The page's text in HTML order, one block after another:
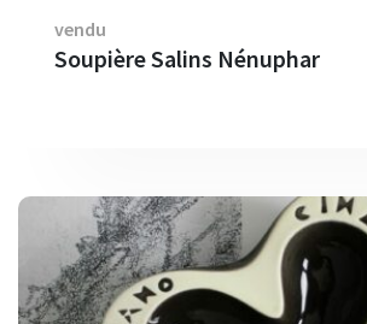
vendu
Soupière Salins Nénuphar